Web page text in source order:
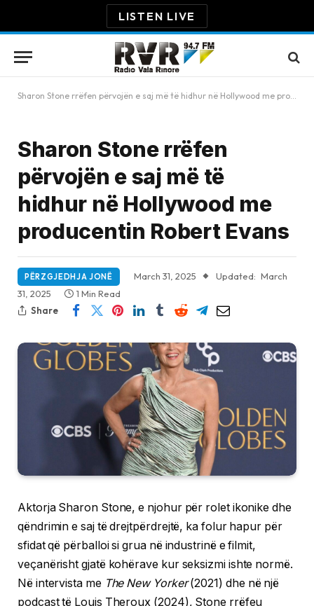
LISTEN LIVE
Sharon Stone rrëfen përvojën e saj më të hidhur në Hollywood me producentin Robert Evans
Sharon Stone rrëfen
përvojën e saj më të
hidhur në Hollywood me
producentin Robert Evans
PËRZGJEDHJA JONË March 31, 2025 Updated: March
31, 2025
1 Min Read
Share
Aktorja Sharon Stone, e njohur për rolet ikonike dhe
qëndrimin e saj të drejtpërdrejtë, ka folur hapur për
sfidat që përballoi si grua në industrinë e filmit,
veçanërisht gjatë kohërave kur seksizmi ishte normë.
Në intervista me The New Yorker(2021) dhe në një
podcast të Louis Theroux (2024), Stone rrëfeu